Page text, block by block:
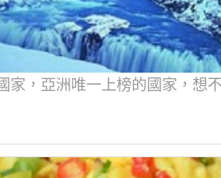
家，亞洲唯一上榜的國家​​，想